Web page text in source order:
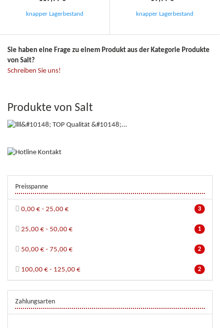
knapper Lagerbestand knapper Lagerbestand
Sie haben eine Frage zu einem Produkt aus der Kategorie Produkte
von Salt?
Schreiben Sie uns!
Produkte von Salt
Preisspanne
3
0,00 € - 25,00 €
1
25,00 € - 50,00 €
2
50,00 € - 75,00 €
2
100,00 € - 125,00 €
Zahlungsarten